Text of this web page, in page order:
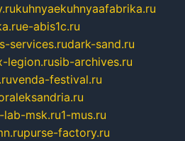
kuhnyaekuhnyaafabrika.ru
e-abis1c.ru
services.rudark-sand.ru
legion.rusib-archives.ru
venda-festival.ru
lab-msk.ru1-mus.ru
purse-factory.ru